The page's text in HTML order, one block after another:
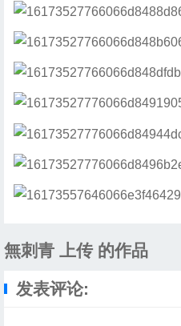
無刺青 上传 的作品
发表评论: